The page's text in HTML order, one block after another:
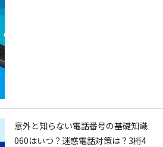
意外と知らない電話番号の基礎知識
060はいつ？迷惑電話対策は？3桁4